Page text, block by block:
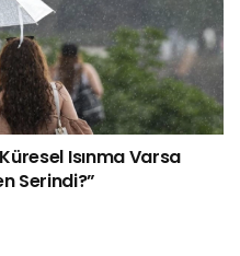
Isınma Varsa
Serindi?”